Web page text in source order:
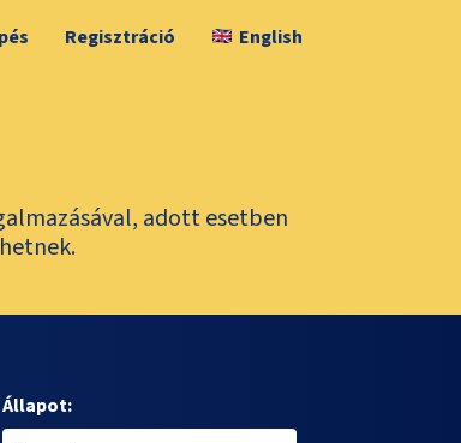
Regisztráció English
adott esetben
Állapot: